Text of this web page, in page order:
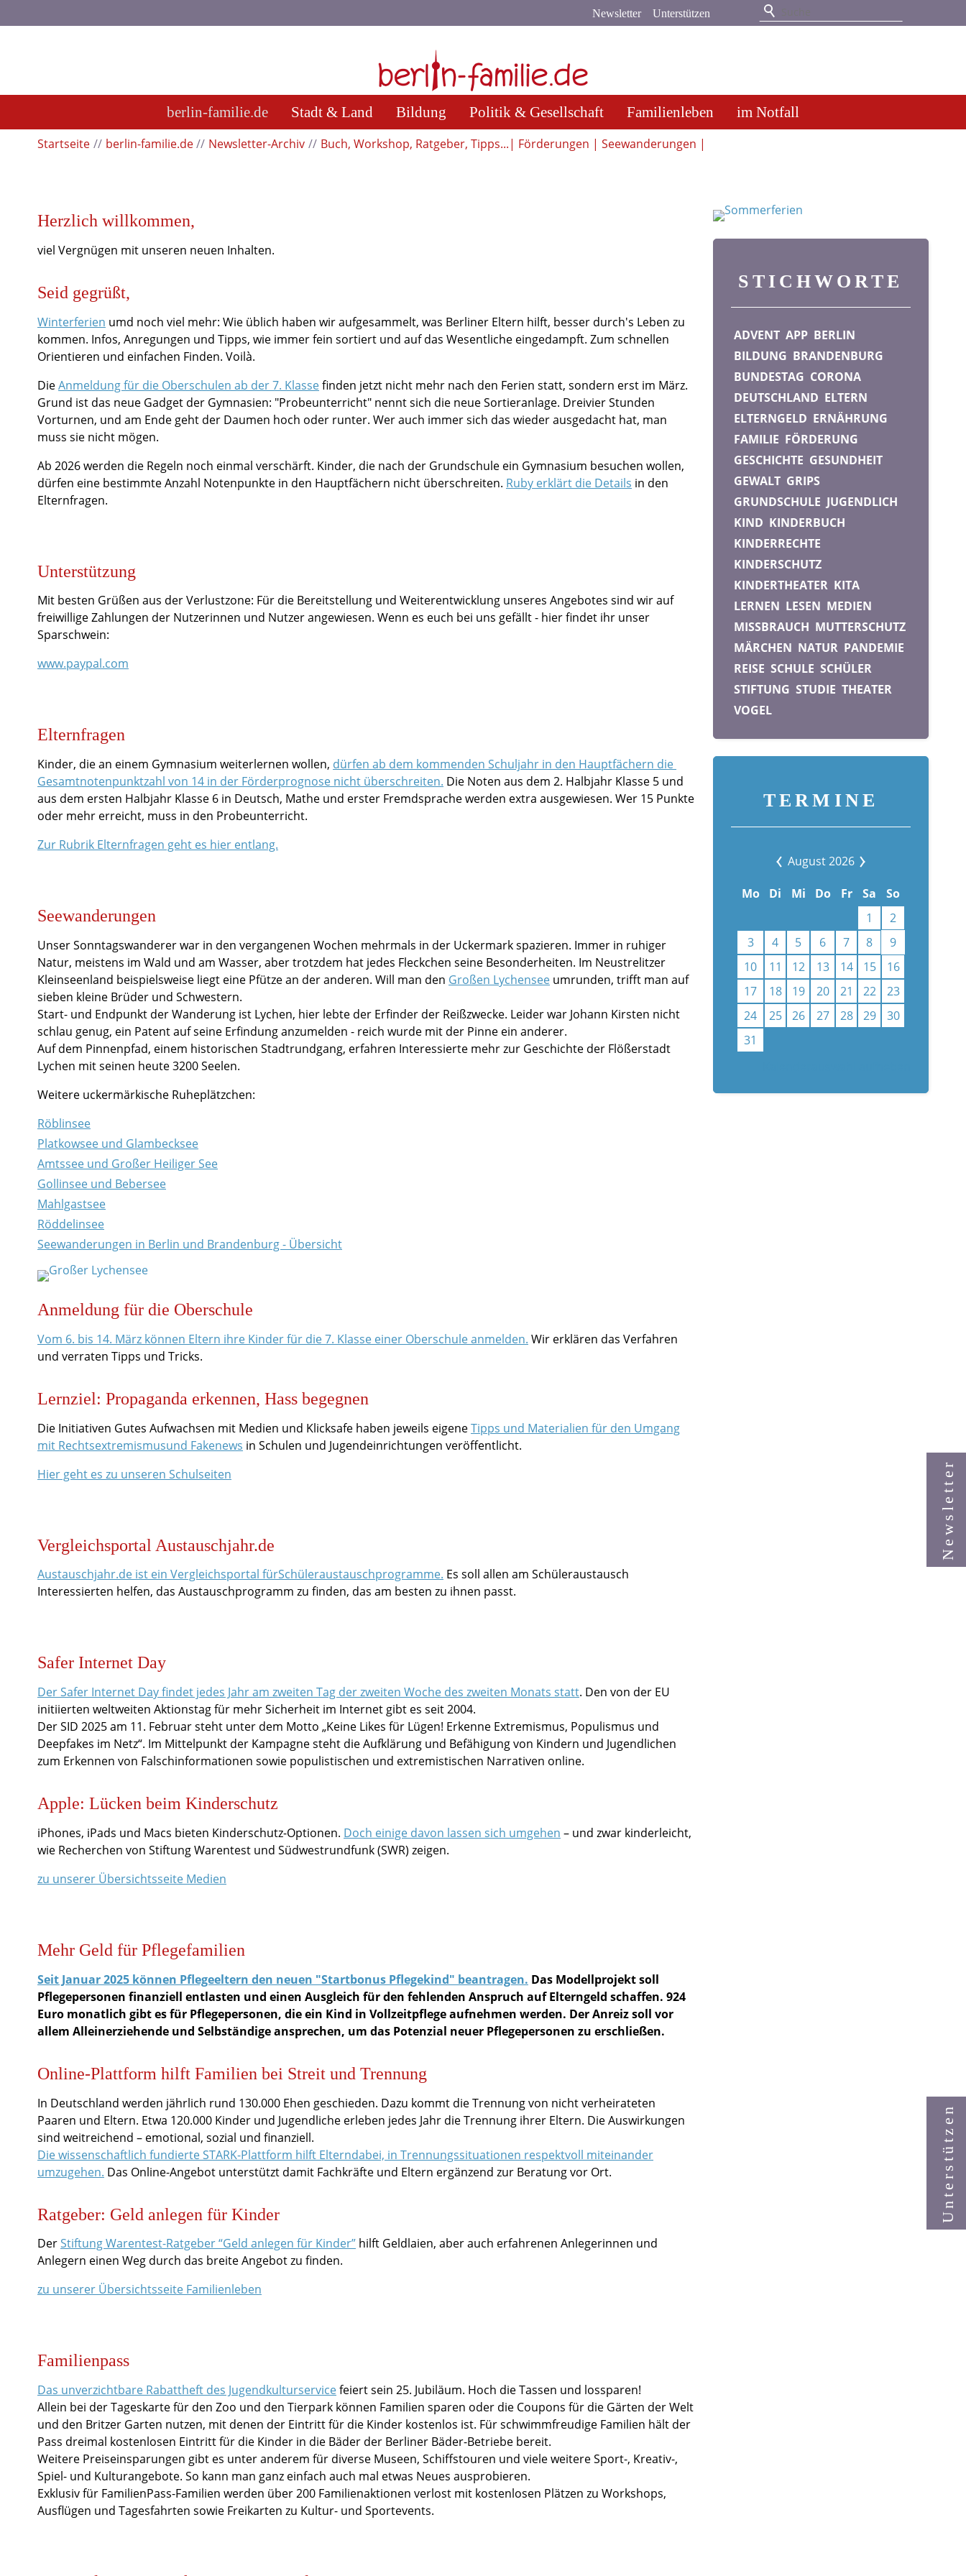
Unterstützen
Newsletter
berlin-familie.de Stadt & Land Bildung Politik & Gesellschaft Familienleben im Notfall
Startseite berlin-familie.de Newsletter-Archiv Buch, Workshop, Ratgeber, Tipps...| Förderungen | Seewanderungen |
Herzlich willkommen,
viel Vergnügen mit unseren neuen Inhalten.
Seid gegrüßt,
Winterferien umd noch viel mehr: Wie üblich haben wir aufgesammelt, was Berliner Eltern hilft, besser durch's Leben zu
kommen. Infos, Anregungen und Tipps, wie immer fein sortiert und auf das Wesentliche eingedampft. Zum schnellen
Orientieren und einfachen Finden. Voilà.
DieAnmeldung für die Oberschulen ab der 7. Klassefinden jetzt nicht mehr nach den Ferien statt, sondern erst im März.
Grund ist das neue Gadget der Gymnasien: "Probeunterricht" nennt sich die neue Sortieranlage. Dreivier Stunden
Vorturnen, und am Ende geht der Daumen hoch oder runter. Wer auch immer sich das wieder ausgedacht hat, man
muss sie nicht mögen.
Ab 2026 werden die Regeln noch einmal verschärft. Kinder, die nach der Grundschule ein Gymnasium besuchen wollen,
dürfen eine bestimmte Anzahl Notenpunkte in den Hauptfächern nicht überschreiten. Ruby erklärt die Details in den
Elternfragen.
Unterstützung
Mit besten Grüßen aus der Verlustzone: Für die Bereitstellung und Weiterentwicklung unseres Angebotes sind wir auf
freiwillige Zahlungen der Nutzerinnen und Nutzer angewiesen. Wenn es euch bei uns gefällt - hier findet ihr unser
Sparschwein:
www.paypal.com
Elternfragen
Kinder, die an einem Gymnasium weiterlernen wollen, dürfen ab dem kommenden Schuljahr in den Hauptfächern die
Gesamtnotenpunktzahl von 14 in der Förderprognose nicht überschreiten. Die Noten aus dem 2. Halbjahr Klasse 5 und
aus dem ersten Halbjahr Klasse 6 in Deutsch, Mathe und erster Fremdsprache werden extra ausgewiesen. Wer 15 Punkte
oder mehr erreicht, muss in den Probeunterricht.
Zur Rubrik Elternfragen geht es hier entlang.
Seewanderungen
Unser Sonntagswanderer war in den vergangenen Wochen mehrmals in der Uckermark spazieren. Immer in ruhiger
Natur, meistens im Wald und am Wasser, aber trotzdem hat jedes Fleckchen seine Besonderheiten. Im Neustrelitzer
Kleinseenland beispielsweise liegt eine Pfütze an der anderen. Will man den Großen Lychensee umrunden, trifft man auf
sieben kleine Brüder und Schwestern.
Start- und Endpunkt der Wanderung ist Lychen, hier lebte der Erfinder der Reißzwecke. Leider war Johann Kirsten nicht
schlau genug, ein Patent auf seine Erfindung anzumelden - reich wurde mit der Pinne ein anderer.
Auf dem Pinnenpfad, einem historischen Stadtrundgang, erfahren Interessierte mehr zur Geschichte der Flößerstadt
Lychen mit seinen heute 3200 Seelen.
Weitere uckermärkische Ruheplätzchen:
Röblinsee
Platkowsee und Glambecksee
Amtssee und Großer Heiliger See
Gollinsee und Bebersee
Mahlgastsee
Röddelinsee
Seewanderungen in Berlin und Brandenburg - Übersicht
Anmeldung für die Oberschule
Vom 6. bis 14. März können Eltern ihre Kinder für die 7. Klasse einer Oberschule anmelden. Wir erklären das Verfahren
und verraten Tipps und Tricks.
Lernziel: Propaganda erkennen, Hass begegnen
Die Initiativen Gutes Aufwachsen mit Medien und Klicksafe haben jeweils eigeneTipps und Materialien für den Umgang
mit Rechtsextremismusund Fakenews in Schulen und Jugendeinrichtungen veröffentlicht.
Hier geht es zu unseren Schulseiten
Vergleichsportal Austauschjahr.de
Austauschjahr.de ist ein Vergleichsportal fürSchüleraustauschprogramme. Es soll allen am Schüleraustausch
Interessierten helfen, das Austauschprogramm zu finden, das am besten zu ihnen passt.
Safer Internet Day
Der Safer Internet Day findet jedes Jahr am zweiten Tag der zweiten Woche des zweiten Monats statt. Den von der EU
initiierten weltweiten Aktionstag für mehr Sicherheit im Internet gibt es seit 2004.
Der SID 2025 am 11. Februar steht unter dem Motto „Keine Likes für Lügen! Erkenne Extremismus, Populismus und
Deepfakes im Netz“. Im Mittelpunkt der Kampagne steht die Aufklärung und Befähigung von Kindern und Jugendlichen
zum Erkennen von Falschinformationen sowie populistischen und extremistischen Narrativen online.
Apple: Lücken beim Kinderschutz
iPhones, iPads und Macs bieten Kinderschutz-Optionen. Doch einige davon lassen sich umgehen – und zwar kinderleicht,
wie Recherchen von Stiftung Warentest und Südwestrundfunk (SWR) zeigen.
zu unserer Übersichtsseite Medien
Mehr Geld für Pflegefamilien
Seit Januar 2025 können Pflegeeltern den neuen "Startbonus Pflegekind" beantragen. Das Modellprojekt soll
Pflegepersonen finanziell entlasten und einen Ausgleich für den fehlenden Anspruch auf Elterngeld schaffen. 924
Euro monatlich gibt es für Pflegepersonen, die ein Kind in Vollzeitpflege aufnehmen werden. Der Anreiz soll vor
allem Alleinerziehende und Selbständige ansprechen, um das Potenzial neuer Pflegepersonen zu erschließen.
Online-Plattform hilft Familien bei Streit und Trennung
In Deutschland werden jährlich rund 130.000 Ehen geschieden. Dazu kommt die Trennung von nicht verheirateten
Paaren und Eltern. Etwa 120.000 Kinder und Jugendliche erleben jedes Jahr die Trennung ihrer Eltern. Die Auswirkungen
sind weitreichend – emotional, sozial und finanziell.
Die wissenschaftlich fundierte STARK-Plattform hilft Elterndabei, in Trennungssituationen respektvoll miteinander
umzugehen. Das Online-Angebot unterstützt damit Fachkräfte und Eltern ergänzend zur Beratung vor Ort.
Ratgeber: Geld anlegen für Kinder
DerStiftung Warentest-Ratgeber “Geld anlegen für Kinder” hilft Geldlaien, aber auch erfahrenen Anlegerinnen und
Anlegern einen Weg durch das breite Angebot zu finden.
zu unserer Übersichtsseite Familienleben
Familienpass
Das unverzichtbare Rabattheft des Jugendkulturservicefeiert sein 25. Jubiläum. Hoch die Tassen und lossparen!
Allein bei der Tageskarte für den Zoo und den Tierpark können Familien sparen oder die Coupons für die Gärten der Welt
und den Britzer Garten nutzen, mit denen der Eintritt für die Kinder kostenlos ist. Für schwimmfreudige Familien hält der
Pass dreimal kostenlosen Eintritt für die Kinder in die Bäder der Berliner Bäder-Betriebe bereit.
Weitere Preiseinsparungen gibt es unter anderem für diverse Museen, Schiffstouren und viele weitere Sport-, Kreativ-,
Spiel- und Kulturangebote. So kann man ganz einfach auch mal etwas Neues ausprobieren.
Exklusiv für FamilienPass-Familien werden über 200 Familienaktionen verlost mit kostenlosen Plätzen zu Workshops,
Ausflügen und Tagesfahrten sowie Freikarten zu Kultur- und Sportevents.
STICHWORTE
ADVENT APP BERLIN
BILDUNG BRANDENBURG
BUNDESTAG CORONA
DEUTSCHLAND ELTERN
ELTERNGELD ERNÄHRUNG
FAMILIE FÖRDERUNG
GESCHICHTE GESUNDHEIT
GEWALT GRIPS
GRUNDSCHULE JUGENDLICH
KIND KINDERBUCH
KINDERRECHTE
KINDERSCHUTZ
KINDERTHEATER KITA
LERNEN LESEN MEDIEN
MISSBRAUCH MUTTERSCHUTZ
MÄRCHEN NATUR PANDEMIE
REISE SCHULE SCHÜLER
STIFTUNG STUDIE THEATER
VOGEL
TERMINE
August 2026
Mo Di Mi Do Fr Sa
So
1
2
3
4 5 6 7 8
9
10
11 12 13 14 15
16
17
18 19 20 21 22
23
24
25 26 27 28 29
30
31
Newsletter
Unterstützen